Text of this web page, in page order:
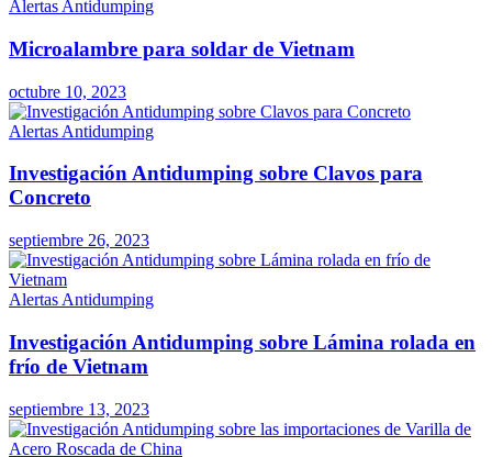
Alertas Antidumping
Microalambre para soldar de Vietnam
octubre 10, 2023
Alertas Antidumping
Investigación Antidumping sobre Clavos para
Concreto
septiembre 26, 2023
Alertas Antidumping
Investigación Antidumping sobre Lámina rolada en
frío de Vietnam
septiembre 13, 2023